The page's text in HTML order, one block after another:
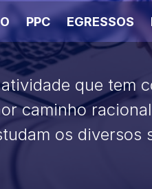
PPC EGRESSOS
que tem
caminho
os